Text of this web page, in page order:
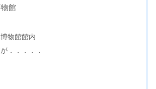
物館
博物館館内
．．．．．